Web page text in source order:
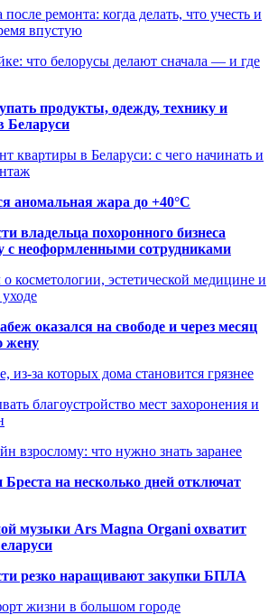
ремонта: когда делать, что учесть и
впустую
что белорусы делают сначала — и где
продукты, одежду, технику и
Беларуси
квартиры в Беларуси: с чего начинать и
аномальная жара до +40°C
владельца похоронного бизнеса
с неоформленными сотрудниками
косметологии, эстетической медицине и
оказался на свободе и через месяц
жену
за которых дома становится грязнее
благоустройство мест захоронения и
взрослому: что нужно знать заранее
Бреста на несколько дней отключат
музыки Ars Magna Organi охватит
резко наращивают закупки БПЛА
жизни в большом городе